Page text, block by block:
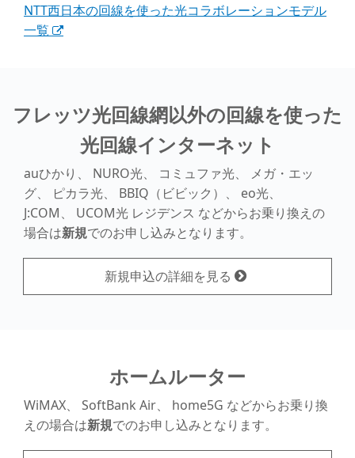
NTT西日本の回線を使った光コラボレーションモデル
一覧
フレッツ光回線網以外の回線を使った
光回線インターネット
auひかり、 NURO光、 コミュファ光、 メガ・エッ
グ、 ピカラ光、
BBIQ（ビビック）、 eo光、
J:COM、 UCOM光 レジデンス などからお乗り換えの
場合は新規でのお申し込みとなります。
新規申込の詳細を見る
ホームルーター
WiMAX、 SoftBank Air、 home5G などからお乗り換
えの場合は新規でのお申し込みとなります。